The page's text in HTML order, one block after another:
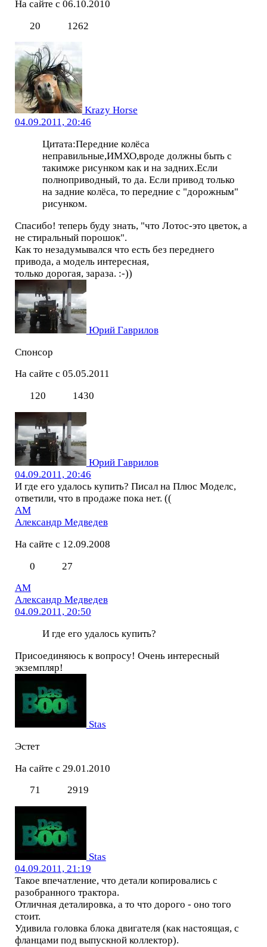
На сайте с 06.10.2010
20
1262
Krazy Horse
04.09.2011, 20:46
Цитата:Передние колёса
неправильные,ИМХО,вроде должны быть с
такимже рисунком как и на задних.Если
полноприводный, то да. Если привод только
на задние колёса, то передние с "дорожным"
рисунком.
Спасибо! теперь буду знать, "что Лотос-это цветок, а
не стиральный порошок".
Как то незадумывался что есть без переднего
привода, а модель интересная,
только дорогая, зараза. :-))
Юрий Гаврилов
Спонсор
На сайте с 05.05.2011
120
1430
Юрий Гаврилов
04.09.2011, 20:46
И где его удалось купить? Писал на Плюс Моделс,
ответили, что в продаже пока нет. ((
АМ
Александр Медведев
На сайте с 12.09.2008
0
27
АМ
Александр Медведев
04.09.2011, 20:50
И где его удалось купить?
Присоединяюсь к вопросу! Очень интересный
экземпляр!
Stas
Эстет
На сайте с 29.01.2010
71
2919
Stas
04.09.2011, 21:19
Такое впечатление, что детали копировались с
разобранного трактора.
Отличная деталировка, а то что дорого - оно того
стоит.
Удивила головка блока двигателя (как настоящая, с
фланцами под выпускной коллектор).